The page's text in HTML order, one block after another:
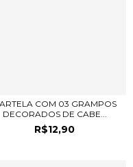
COM 03 GRAMPOS
DECORADOS DE CABE...
R$12,90